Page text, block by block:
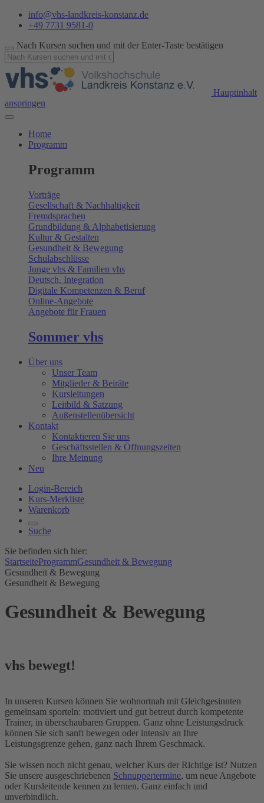
info@vhs-landkreis-konstanz.de
+49 7731 9581-0
Nach Kursen suchen und mit der Enter-Taste bestätigen
Hauptinhalt
anspringen
Home
Programm
Programm
Vorträge
Gesellschaft & Nachhaltigkeit
Fremdsprachen
Grundbildung & Alphabetisierung
Kultur & Gestalten
Gesundheit & Bewegung
Schulabschlüsse
Junge vhs & Familien vhs
Deutsch, Integration
Digitale Kompetenzen & Beruf
Online-Angebote
Angebote für Frauen
Sommer vhs
Über uns
Unser Team
Mitglieder & Beiräte
Kursleitungen
Leitbild & Satzung
Außenstellenübersicht
Kontakt
Kontaktieren Sie uns
Geschäftsstellen & Öffnungszeiten
Ihre Meinung
Neu
Login-Bereich
Kurs-Merkliste
Warenkorb
Suche
Sie befinden sich hier:
StartseiteProgrammGesundheit & Bewegung
Gesundheit & Bewegung
Gesundheit & Bewegung
Gesundheit & Bewegung
vhs bewegt!
In unseren Kursen können Sie wohnortnah mit Gleichgesinnten
gemeinsam sporteln: motiviert und gut betreut durch kompetente
Trainer, in überschaubaren Gruppen. Ganz ohne Leistungsdruck
können Sie sich sanft bewegen oder intensiv an Ihre
Leistungsgrenze gehen, ganz nach Ihrem Geschmack.
Sie wissen noch nicht genau, welcher Kurs der Richtige ist? Nutzen
Sie unsere ausgeschriebenen Schnuppertermine, um neue Angebote
oder Kursleitende kennen zu lernen. Ganz einfach und
unverbindlich.